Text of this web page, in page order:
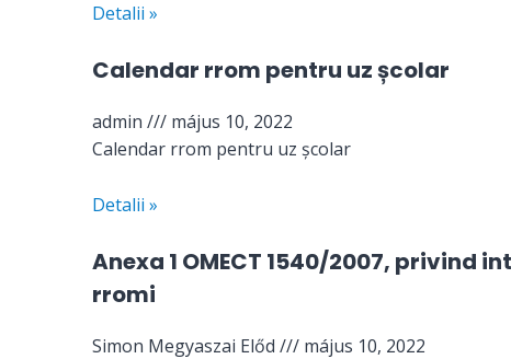
Detalii »
Calendar rrom pentru uz școlar
admin
május 10, 2022
Calendar rrom pentru uz școlar
Detalii »
Anexa 1 OMECT 1540/2007, privind
rromi
Simon Megyaszai Előd
május 10, 2022